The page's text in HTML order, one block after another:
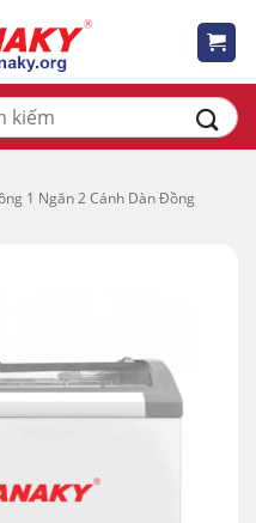
1 Ngăn 2 Cánh Dàn Đồng